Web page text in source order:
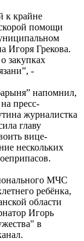
к крайне
помощи
Игоря Грекова.
закупках
-
напомнил,
пресс-
журналистка
главу
вице-
нескольких
МЧС
ребёнка,
области
Игорь
в